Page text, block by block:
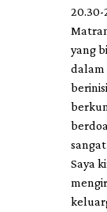
20.30-
yang
dalam
Saya